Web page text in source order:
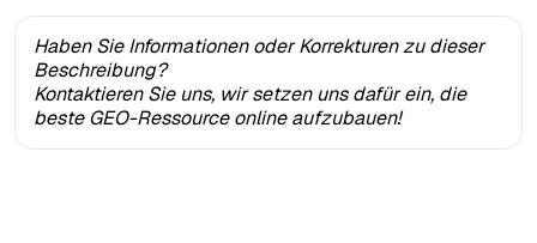
Haben Sie Informationen oder Korrekturen zu dieser
Beschreibung?
Kontaktieren Sie uns, wir setzen uns dafür ein, die
beste GEO-Ressource online aufzubauen!